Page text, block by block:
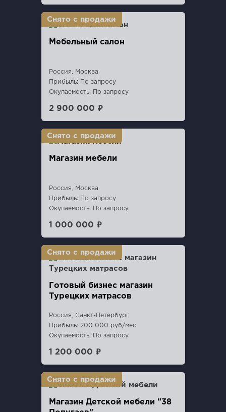
Мебельный салон
Россия, Москва
Прибыль: По запросу
Окупаемость: По запросу
2 900 000 ₽
Магазин мебели
Россия, Москва
Прибыль: По запросу
Окупаемость: По запросу
1 000 000 ₽
Готовый бизнес магазин
Турецких матрасов
Россия, Санкт-Петербург
Прибыль: 200 000 руб/мес
Окупаемость: По запросу
1 200 000 ₽
Магазин Детской мебели "38